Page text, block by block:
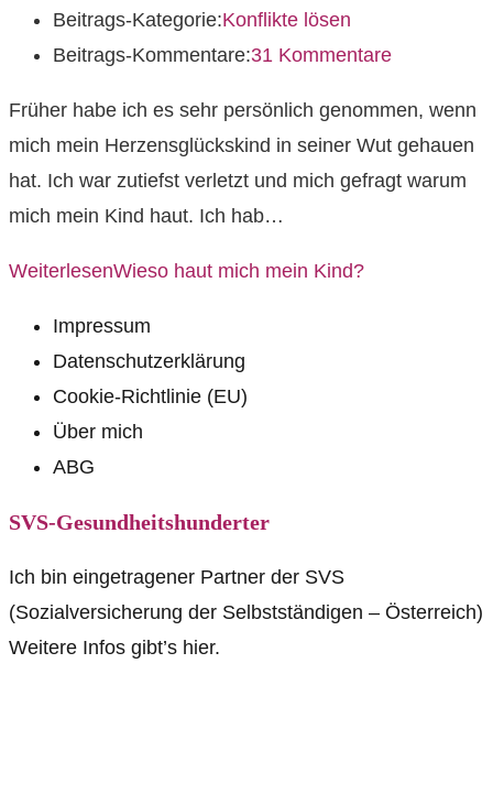
Beitrags-Kategorie:Konflikte lösen
Beitrags-Kommentare:31 Kommentare
Früher habe ich es sehr persönlich genommen, wenn
mich mein Herzensglückskind in seiner Wut gehauen
hat. Ich war zutiefst verletzt und mich gefragt warum
mich mein Kind haut. Ich hab…
WeiterlesenWieso haut mich mein Kind?
Impressum
Datenschutzerklärung
Cookie-Richtlinie (EU)
Über mich
ABG
SVS-Gesundheitshunderter
Ich bin eingetragener Partner der SVS
(Sozialversicherung der Selbstständigen – Österreich)
Weitere Infos gibt’s hier.